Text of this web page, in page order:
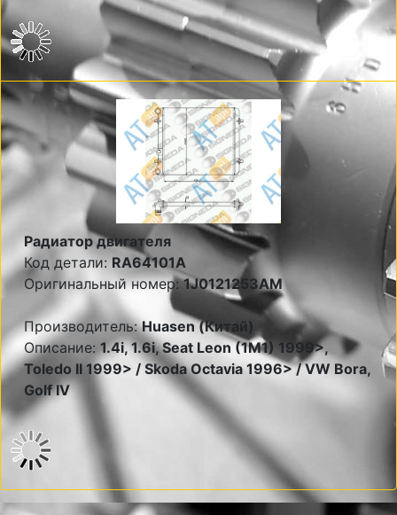
Радиатор двигателя
Код детали: RA64101A
Оригинальный номер:1J0121253AM
Производитель:Huasen (Китай)
Описание: 1.4i, 1.6i, Seat Leon (1M1) 1999>,
Toledo II 1999> / Skoda Octavia 1996> / VW Bora,
Golf IV